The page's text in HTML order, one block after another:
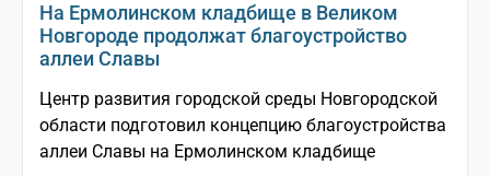
На Ермолинском кладбище в Великом
Новгороде продолжат благоустройство
аллеи Славы
Центр развития городской среды Новгородской
области подготовил концепцию благоустройства
аллеи Славы на Ермолинском кладбище